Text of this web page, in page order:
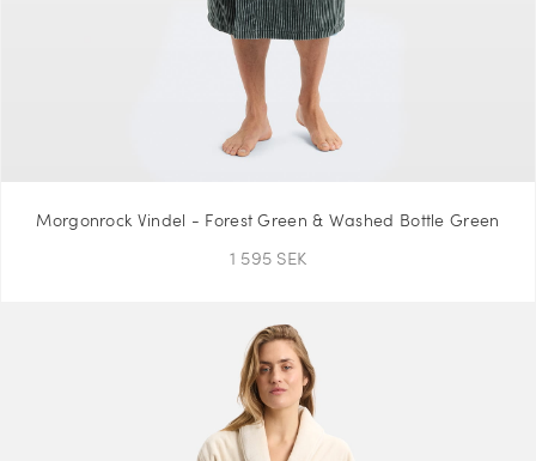
Morgonrock Vindel - Forest Green & Washed Bottle Green
1 595 SEK